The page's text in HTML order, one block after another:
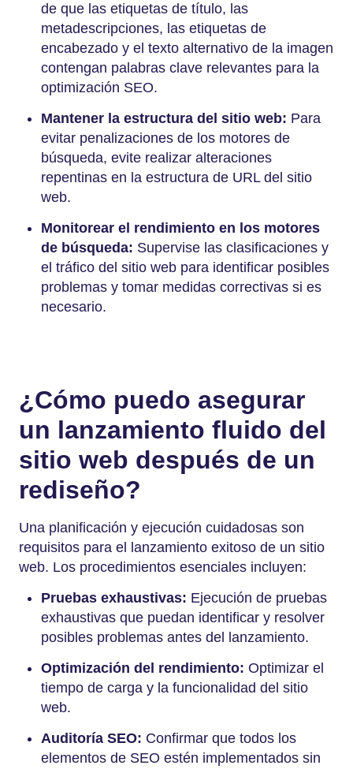
de que las etiquetas de título, las
metadescripciones, las etiquetas de
encabezado y el texto alternativo de la imagen
contengan palabras clave relevantes para la
optimización SEO.
Mantener la estructura del sitio web: Para
evitar penalizaciones de los motores de
búsqueda, evite realizar alteraciones
repentinas en la estructura de URL del sitio
web.
Monitorear el rendimiento en los motores
de búsqueda: Supervise las clasificaciones y
el tráfico del sitio web para identificar posibles
problemas y tomar medidas correctivas si es
necesario.
¿Cómo puedo asegurar
un lanzamiento fluido del
sitio web después de un
rediseño?
Una planificación y ejecución cuidadosas son
requisitos para el lanzamiento exitoso de un sitio
web. Los procedimientos esenciales incluyen:
Pruebas exhaustivas: Ejecución de pruebas
exhaustivas que puedan identificar y resolver
posibles problemas antes del lanzamiento.
Optimización del rendimiento: Optimizar el
tiempo de carga y la funcionalidad del sitio
web.
Auditoría SEO: Confirmar que todos los
elementos de SEO estén implementados sin